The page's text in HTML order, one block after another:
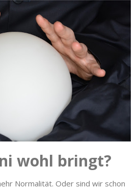
wohl bringt?
Normalität. Oder sind wir schon